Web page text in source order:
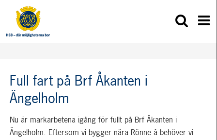
Full fart på Brf Åkanten i
Ängelholm
Nu är markarbetena igång för fullt på Brf Åkanten i
Ängelholm. Eftersom vi bygger nära Rönne å behöver vi